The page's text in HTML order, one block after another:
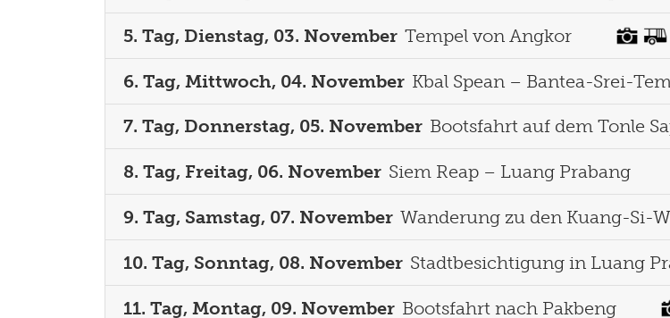
5. Tag, Dienstag, 03. November Tempel von Angkor
6. Tag, Mittwoch, 04. November Kbal Spean – Bantea-Srei-
7. Tag, Donnerstag, 05. November Bootsfahrt auf dem Tonle
8. Tag, Freitag, 06. November Siem Reap – Luang Prabang
9. Tag, Samstag, 07. November Wanderung zu den Kuang-Si-
10. Tag, Sonntag, 08. November Stadtbesichtigung in Luang
11. Tag, Montag, 09. November Bootsfahrt nach Pakbeng